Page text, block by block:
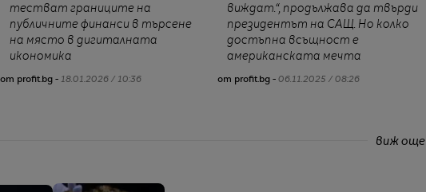
тестват границите на
публичните финанси в търсене
на място в дигиталната
икономика
от profit.bg - 18.01.2026 / 10:36
виждат.“, продължава да твърди
президентът на САЩ. Но колко
достъпна всъщност е
американската мечта
от profit.bg - 06.11.2025 / 08:26
виж още